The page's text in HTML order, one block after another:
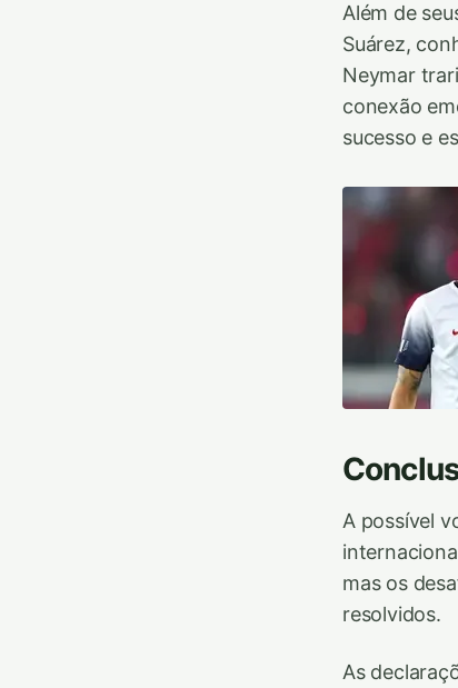
Além de
Suárez,
Neymar
conexão
sucesso e
A possível
mas os
resolvidos.
As